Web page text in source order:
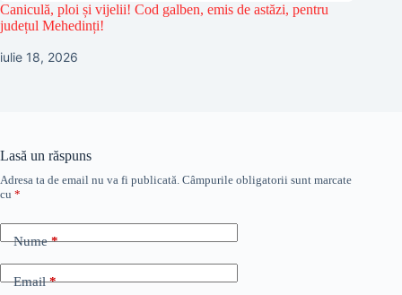
Caniculă, ploi și vijelii! Cod galben, emis de astăzi, pentru
județul Mehedinți!
iulie 18, 2026
Lasă un răspuns
Adresa ta de email nu va fi publicată. Câmpurile obligatorii sunt marcate
cu *
Nume*
Email*